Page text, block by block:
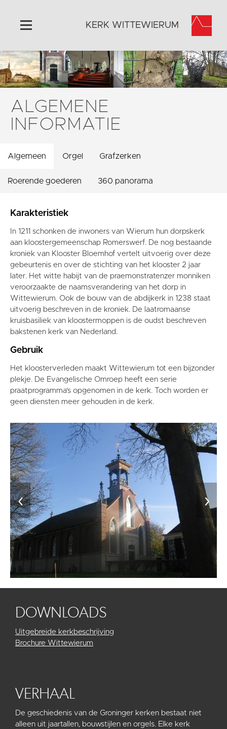
Home
Algemeen
Historie
Omgeving
Activiteiten
Vaktaal
KERK WITTEWIERUM
ALGEMENE
INFORMATIE
Algemeen Orgel Grafzerken
Roerende goederen 360 panorama
Karakteristiek
In 1211 schonken de inwoners van Wierum hun dorpskerk
aan kloostergemeenschap Romerswerf. De nog bestaande
kroniek van Klooster Bloemhof vertelt uitvoerig over deze
gebeurtenis en over de stichting van het klooster 2 jaar
later. Het witte habijt van de praemonstratenzer monniken
veroorzaakte de naamsverandering van het dorp in
Wittewierum. Ook de bouw van de abdijkerk in 1238 staat
uitvoerig beschreven in de kroniek. De laatromaanse
kruisbasiliek van kloostermoppen is de oudst beschreven
bakstenen kerk van Nederland.
Gebruik
Het kloosterverleden maakt Wittewierum tot een bijzonder
plekje. De Evangelische Omroep heeft een serie
praatprogramma's opgenomen in de kerk. Toch worden er
geen diensten meer gehouden in de kerk.
‹ ›
DOWNLOADS
Uitgebreide kerkbeschrijving
Brochure Wittewierum
VERHAAL
De geschiedenis van de Groninger kerken bestaat niet
alleen uit jaartallen, bouwstijlen en orgels. Elke kerk